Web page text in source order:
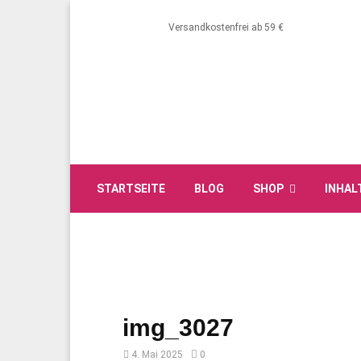
Versandkostenfrei ab 59 €
STARTSEITE BLOG SHOP
img_3027
4. Mai 2025 0